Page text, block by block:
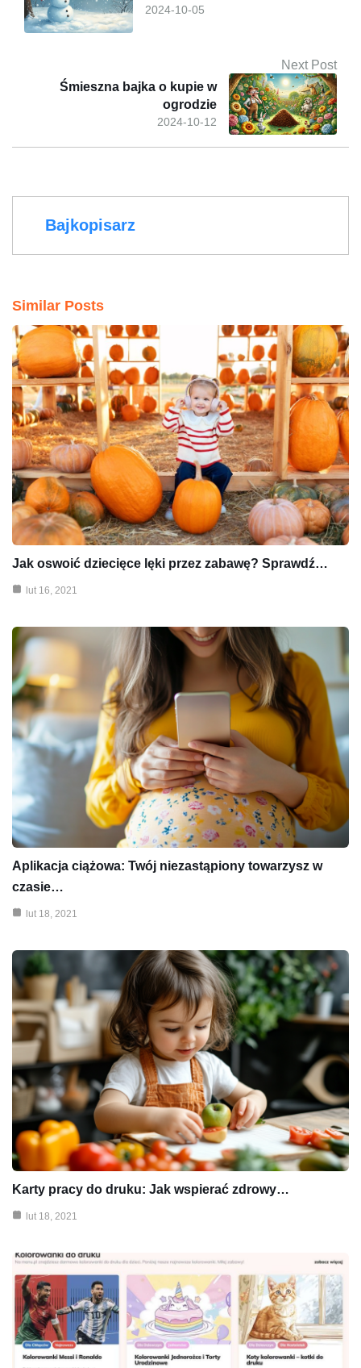
2024-10-05
Next Post
2024-10-12
Śmieszna bajka o kupie w
ogrodzie
Bajkopisarz
Similar Posts
Jak oswoić dziecięce lęki przez zabawę? Sprawdź…
lut 16, 2021
Aplikacja ciążowa: Twój niezastąpiony towarzysz w
czasie…
lut 18, 2021
Karty pracy do druku: Jak wspierać zdrowy…
lut 18, 2021